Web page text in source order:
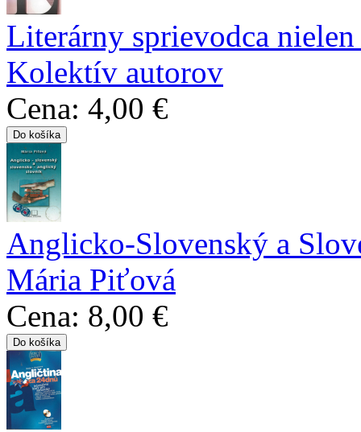
Literárny sprievodca
Kolektív autorov
Cena: 4,00 €
Anglicko-Slovenský a
Mária Piťová
Cena: 8,00 €